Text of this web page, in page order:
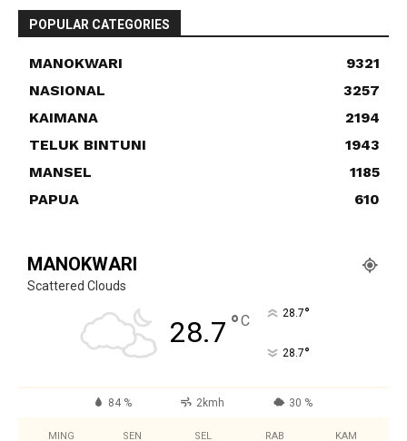
POPULAR CATEGORIES
MANOKWARI
9321
NASIONAL
3257
KAIMANA
2194
TELUK BINTUNI
1943
MANSEL
1185
PAPUA
610
MANOKWARI
Scattered Clouds
28.7 °C 28.7°
28.7°
84 % 2kmh 30 %
MING SEN SEL RAB KAM